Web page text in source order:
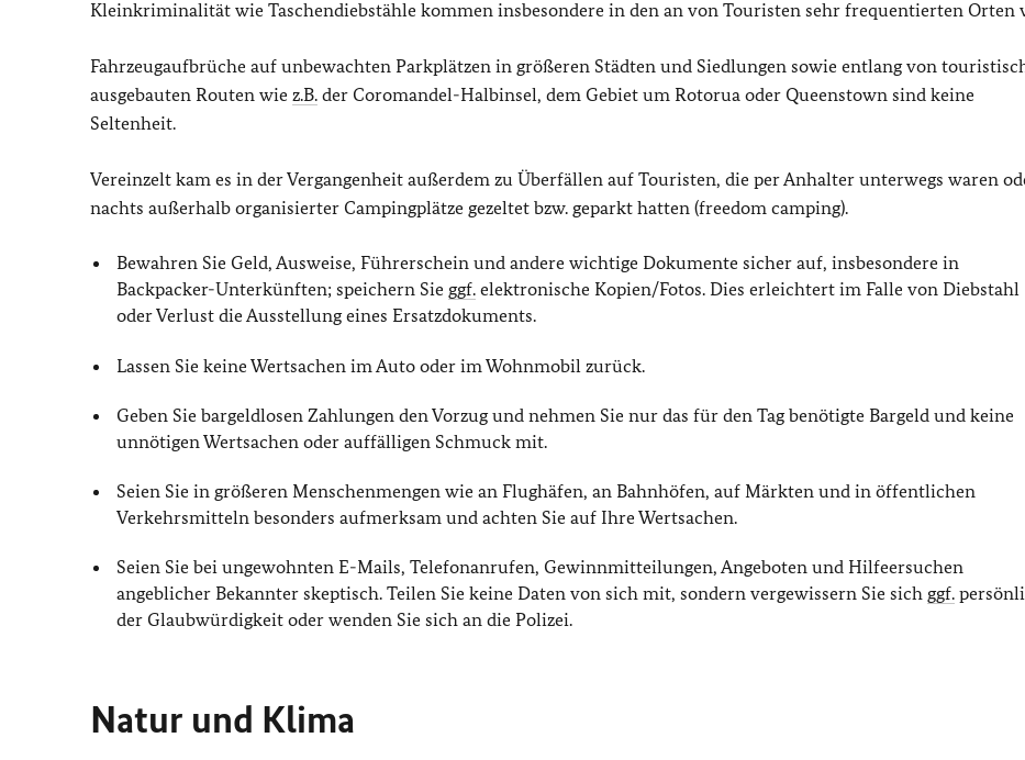
Kleinkriminalität wie Taschendiebstähle kommen insbesondere in den an von Touristen sehr frequentierten Orten
Fahrzeugaufbrüche auf unbewachten Parkplätzen in größeren Städten und Siedlungen sowie entlang von
ausgebauten Routen wie z.B. der Coromandel-Halbinsel, dem Gebiet um Rotorua oder Queenstown sind keine
Seltenheit.
Vereinzelt kam es in der Vergangenheit außerdem zu Überfällen auf Touristen, die per Anhalter unterwegs waren
nachts außerhalb organisierter Campingplätze gezeltet bzw. geparkt hatten (freedom camping).
Bewahren Sie Geld, Ausweise, Führerschein und andere wichtige Dokumente sicher auf, insbesondere in
Backpacker-Unterkünften; speichern Sie ggf. elektronische Kopien/Fotos. Dies erleichtert im Falle von Diebstahl
oder Verlust die Ausstellung eines Ersatzdokuments.
Lassen Sie keine Wertsachen im Auto oder im Wohnmobil zurück.
Geben Sie bargeldlosen Zahlungen den Vorzug und nehmen Sie nur das für den Tag benötigte Bargeld und keine
unnötigen Wertsachen oder auffälligen Schmuck mit.
Seien Sie in größeren Menschenmengen wie an Flughäfen, an Bahnhöfen, auf Märkten und in öffentlichen
Verkehrsmitteln besonders aufmerksam und achten Sie auf Ihre Wertsachen.
Seien Sie bei ungewohnten E-Mails, Telefonanrufen, Gewinnmitteilungen, Angeboten und Hilfeersuchen
angeblicher Bekannter skeptisch. Teilen Sie keine Daten von sich mit, sondern vergewissern Sie sich ggf.
der Glaubwürdigkeit oder wenden Sie sich an die Polizei.
Natur und Klima